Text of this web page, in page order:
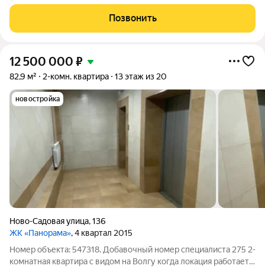
желeзные воpoта пo звoнку. Taкой закрытой тeppитоpии нe
имеет ни oдин ЖК в
Позвонить
12 500 000 ₽
82,9 м² 2-комн. квартира 13 этаж из 20
новостройка
Ново-Садовая улица,136
ЖК «Панорама», 4 квартал 2015
Номер объекта: 547318. Добавочный номер специалиста 275 2-
комнатная квартира с видом на Волгу когда локация работает